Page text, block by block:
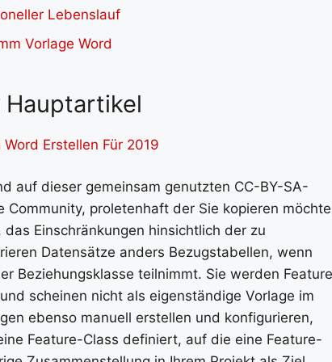
Erstellen Für 2019
auf dieser gemeinsam genutzten CC-BY-SA-
proletenhaft der Sie kopieren
Einschränkungen hinsichtlich der zu
Datensätze anders Bezugstabellen, wenn
Beziehungsklasse teilnimmt. Sie werden
scheinen nicht als eigenständige Vorlage im
ebenso manuell erstellen und konfigurieren,
Feature-Class definiert, auf die eine Feature-